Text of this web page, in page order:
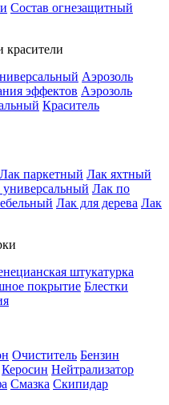
Состав огнезащитный
красители
Аэрозоль
эффектов Аэрозоль
Краситель
Лак паркетный Лак яхтный
Лак по
Лак для дерева Лак
штукатурка
покрытие Блестки
Очиститель Бензин
Керосин Нейтрализатор
Смазка Скипидар